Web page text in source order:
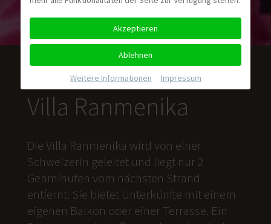
Villa Ranmenika
Die Villa Ranmenika wird von einer
Schweizerin geleitet und liegt nur 2
Gehminuten vom nächsten Strand
entfernt. Sie bietet Unterkünfte mit einem
eigenen Balkon oder einer Terrasse. Ein
Akzeptieren
Ablehnen
Weitere Informationen Impressum